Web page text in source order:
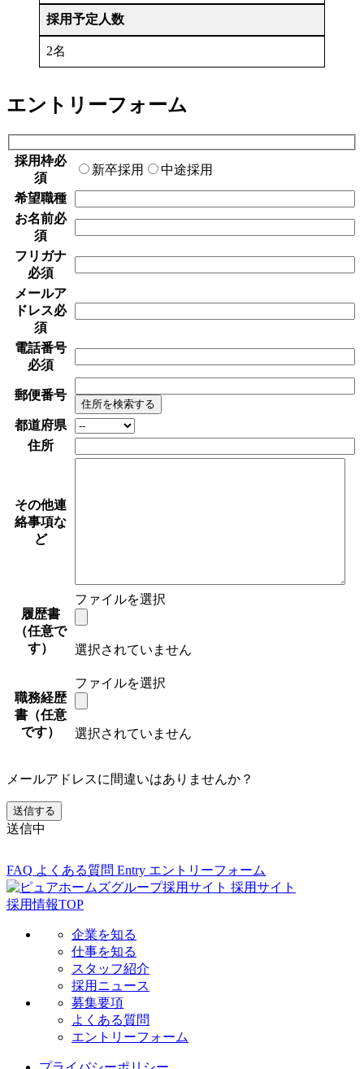
採用予定人数
2名
エントリーフォーム
採用枠必
須
新卒採用 中途採用
希望職種
お名前必
須
フリガナ
必須
メールア
ドレス必
須
電話番号
必須
郵便番号
住所を検索する
都道府県
住所
その他連
絡事項な
ど
履歴書
（任意で
す）
ファイルを選択
選択されていません
職務経歴
書（任意
です）
ファイルを選択
選択されていません
メールアドレスに間違いはありませんか？
送信中
FAQ よくある質問 Entry エントリーフォーム
採用サイト
採用情報TOP
企業を知る
仕事を知る
スタッフ紹介
採用ニュース
募集要項
よくある質問
エントリーフォーム